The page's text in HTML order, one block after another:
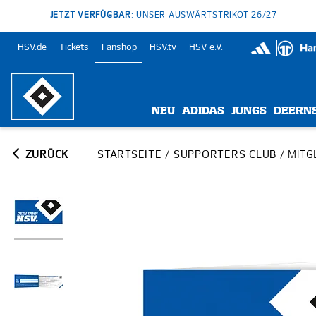
JETZT VERFÜGBAR: UNSER AUSWÄRTSTRIKOT 26/27
HSV.de Tickets Fanshop HSV.tv HSV e.V.
NEU ADIDAS JUNGS
ZURÜCK STARTSEITE / SUPPORTERS CLUB /